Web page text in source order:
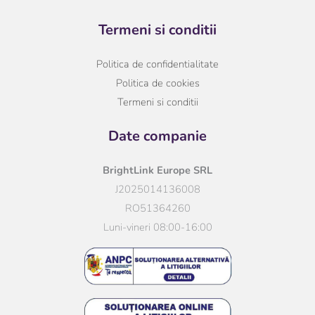
Termeni si conditii
Politica de confidentialitate
Politica de cookies
Termeni si conditii
Date companie
BrightLink Europe SRL
J2025014136008
RO51364260
Luni-vineri 08:00-16:00